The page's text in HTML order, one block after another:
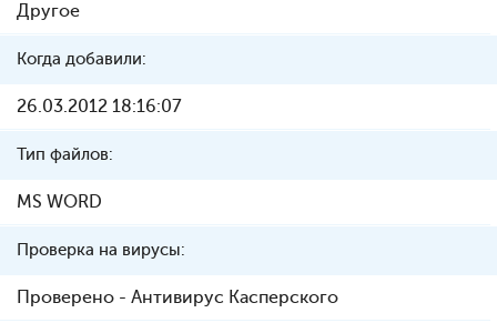
Другое
Когда добавили:
26.03.2012 18:16:07
Тип файлов:
MS WORD
Проверка на вирусы:
Проверено - Антивирус Касперского